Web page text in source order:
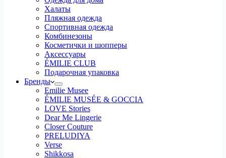
Халаты
Пляжная одежда
Спортивная одежда
Комбинезоны
Косметички и шопперы
Аксессуары
ÉMILIE CLUB
Подарочная упаковка
Бренды
Emilie Musee
ÉMILIE MUSÉE & GOCCIA
LOVE Stories
Dear Me Lingerie
Closer Couture
PRELUDIYA
Verse
Shikkosa